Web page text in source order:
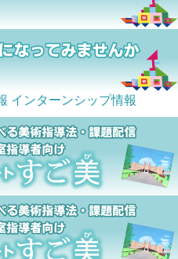
インターンシップ情報